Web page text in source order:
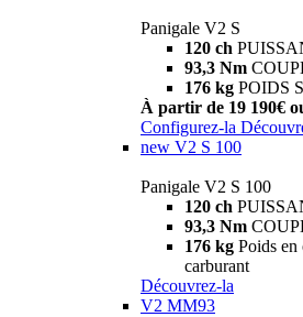
Panigale V2 S
120 ch
93,3 Nm
176 kg POIDS
À partir de 19 190€
Configurez-la
new V2 S 100
Panigale V2 S 100
120 ch
93,3 Nm
176 kg Poids en
carburant
Découvrez-la
V2 MM93